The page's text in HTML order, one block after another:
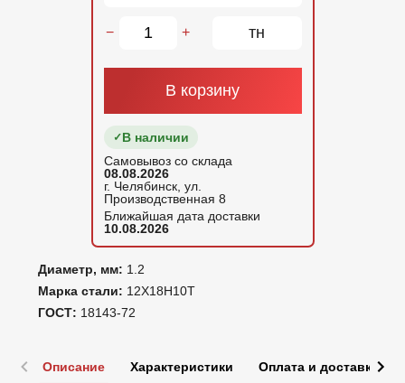
Диаметр, мм: 1.2
Марка стали: 12Х18Н10Т
ГОСТ: 18143-72
− + тн
В корзину
В наличии
Самовывоз со склада
08.08.2026
г. Челябинск, ул.
Производственная 8
Ближайшая дата доставки
10.08.2026
Описание Характеристики Оплата и доставка